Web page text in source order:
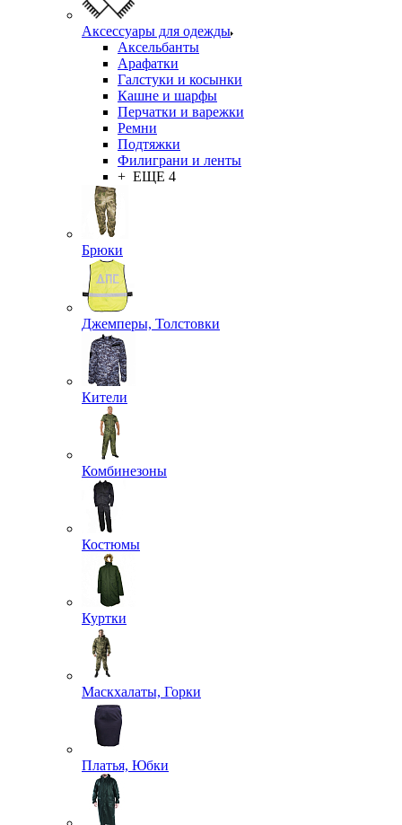
Аксессуары для одежды
Аксельбанты
Арафатки
Галстуки и косынки
Кашне и шарфы
Перчатки и варежки
Ремни
Подтяжки
Филиграни и ленты
+ ЕЩЕ 4
Брюки
Джемперы, Толстовки
Кители
Комбинезоны
Костюмы
Куртки
Маскхалаты, Горки
Платья, Юбки